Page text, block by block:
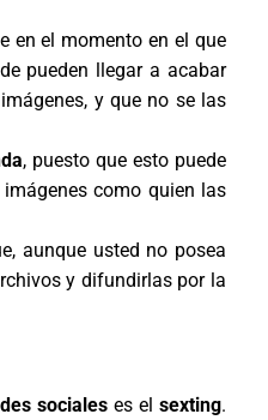
en el momento en el que
pueden llegar a acabar
y que no se las
, puesto que esto puede
como quien las
aunque usted no posea
y difundirlas por la
socialeses elsexting.